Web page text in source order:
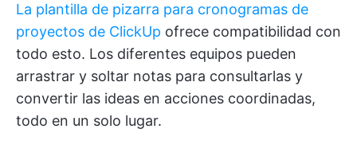
La plantilla de pizarra para cronogramas de
proyectos de ClickUp ofrece compatibilidad con
todo esto. Los diferentes equipos pueden
arrastrar y soltar notas para consultarlas y
convertir las ideas en acciones coordinadas,
todo en un solo lugar.